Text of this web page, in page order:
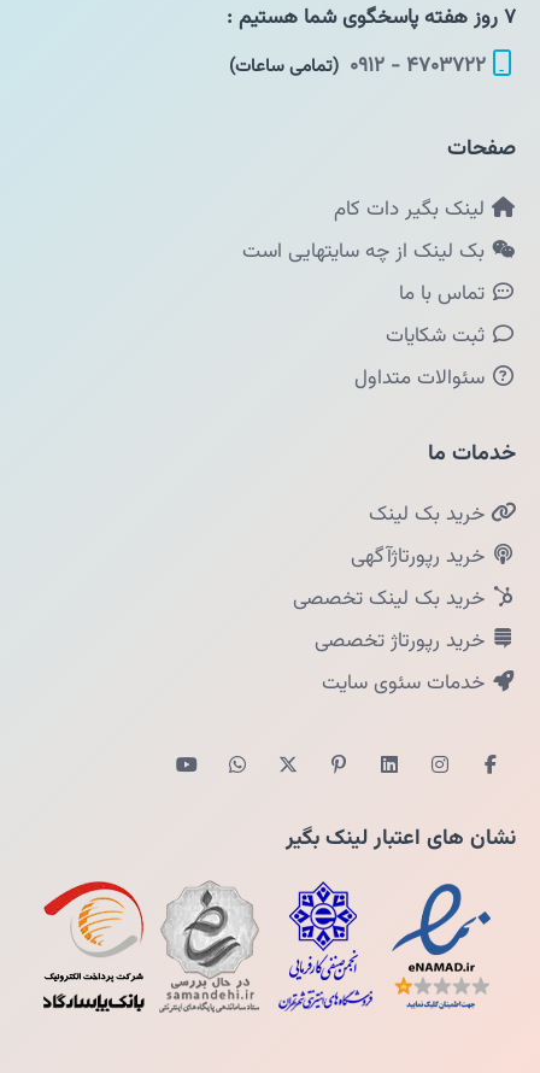
۷ روز هفته پاسخگوی شما هستیم :
۴۷۰۳۷۲۲ - ۰۹۱۲
(تمامی ساعات)
صفحات
لینک بگیر دات کام
بک لینک از چه سایتهایی است
تماس با ما
ثبت شکایات
سئوالات متداول
خدمات ما
خرید بک لینک
خرید رپورتاژآگهی
خرید بک لینک تخصصی
خرید رپورتاژ تخصصی
خدمات سئوی سایت
نشان های اعتبار لینک بگیر